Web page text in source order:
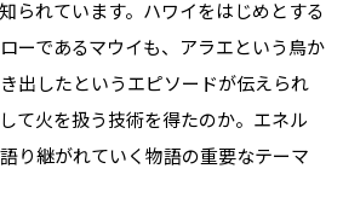
られています。ハワイをはじめとする
ーであるマウイも、アラエという鳥か
出したというエピソードが伝えられ
て火を扱う技術を得たのか。エネル
り継がれていく物語の重要なテーマ